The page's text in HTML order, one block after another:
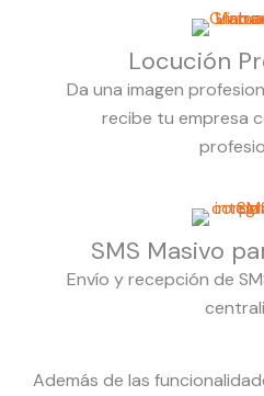
Locución
Da una imagen
recibe tu empresa
SMS Masivo
Envío y recepción de
Además de las